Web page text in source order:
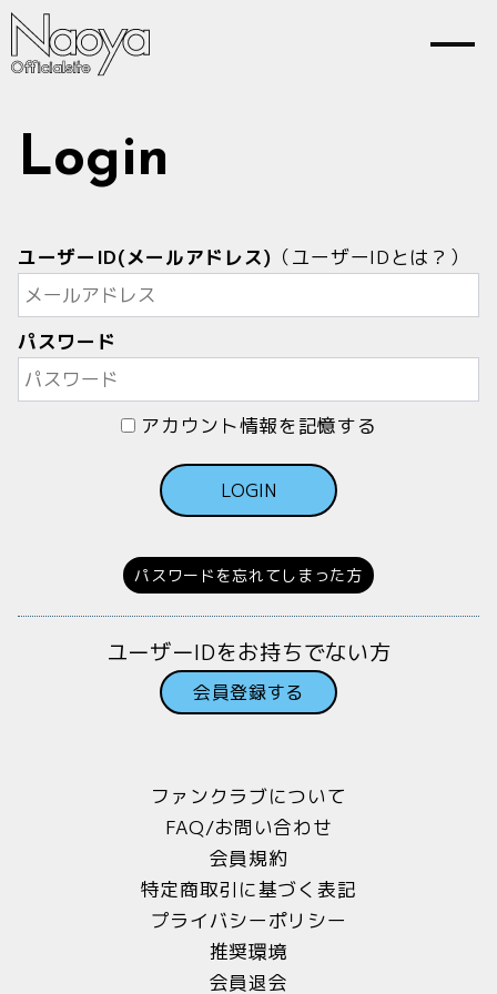
Home
Login
ユーザーID(メールアドレス) （ユーザーIDとは？ ）
パスワード
アカウント情報を記憶する
LOGIN
パスワードを忘れてしまった方
ユーザーIDをお持ちでない方
会員登録する
ファンクラブについて
FAQ/お問い合わせ
会員規約
特定商取引に基づく表記
プライバシーポリシー
推奨環境
会員退会